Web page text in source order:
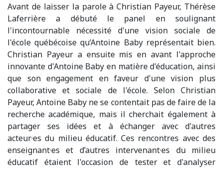
Avant de laisser la parole à Christian Payeur, Thérèse
Laferrière a débuté le panel en soulignant
l'incontournable nécessité d'une vision sociale de
l'école québécoise qu’Antoine Baby représentait bien.
Christian Payeur a ensuite mis en avant l'approche
innovante d'Antoine Baby en matière d'éducation, ainsi
que son engagement en faveur d'une vision plus
collaborative et sociale de l'école. Selon Christian
Payeur, Antoine Baby ne se contentait pas de faire de la
recherche académique, mais il cherchait également à
partager ses idées et à échanger avec d'autres
acteur·es du milieu éducatif. Ces rencontres avec des
enseignant·es et d’autres intervenant·es du milieu
éducatif étaient l'occasion de tester et d'analyser